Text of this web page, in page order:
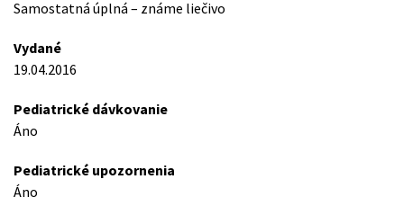
Samostatná úplná – známe liečivo
Vydané
19.04.2016
Pediatrické dávkovanie
Áno
Pediatrické upozornenia
Áno